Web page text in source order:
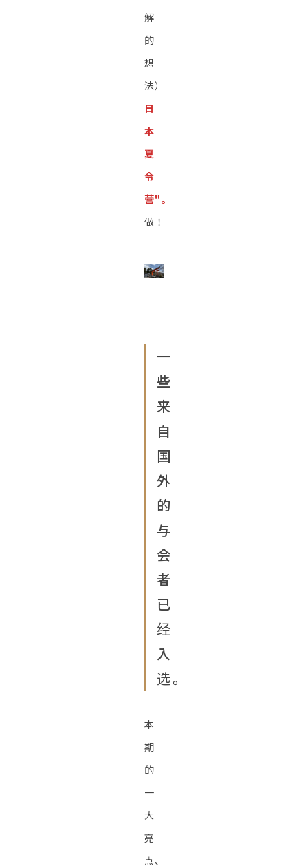
解
的
想
法）
日
本
夏
令
营"。
做！
一
些
来
自
国
外
的
与
会
者
已
经
入
选。
本
期
的
一
大
亮
点、